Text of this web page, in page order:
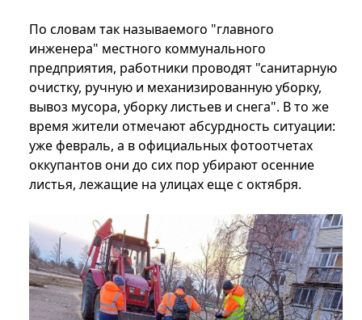
По словам так называемого "главного
инженера" ​​местного коммунального
предприятия, работники проводят "санитарную
очистку, ручную и механизированную уборку,
вывоз мусора, уборку листьев и снега". В то же
время жители отмечают абсурдность ситуации:
уже февраль, а в официальных фотоотчетах
оккупантов они до сих пор убирают осенние
листья, лежащие на улицах еще с октября.